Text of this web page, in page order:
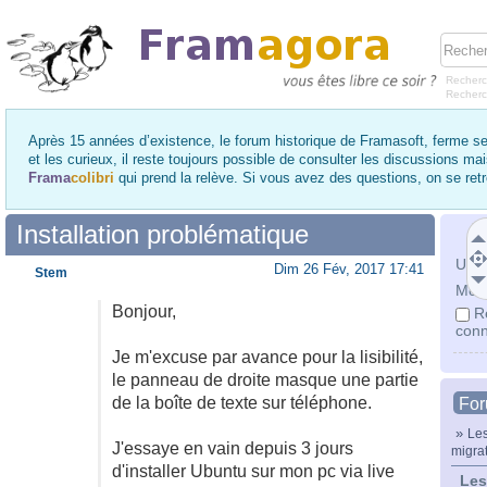
Après 15 années d’existence, le forum historique de Framasoft, ferme
et les curieux, il reste toujours possible de consulter les discussions
Framacolibri qui prend la relève. Si vous avez des questions, on se
Mot
»
Installation problématique
Dim 26 Fév, 2017 17:41
Bonjour,
Je m'excuse par avance pour la lisibilité,
le panneau de droite masque une partie
de la boîte de texte sur téléphone.
J'essaye en vain depuis 3 jours
d'installer Ubuntu sur mon pc via live
Stem